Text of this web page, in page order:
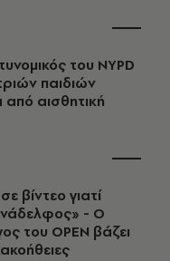
του NYPD
παιδιών
αισθητική
βίντεο γιατί
- Ο
του OPEN βάζει